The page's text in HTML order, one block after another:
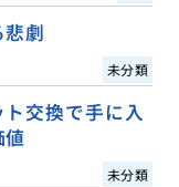
劇
未分類
交換で手に入
未分類